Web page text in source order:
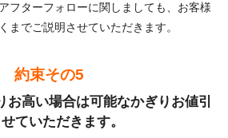
フターフォローに関しましても、お客様
までご説明させていただきます。
約束その5
お高い場合は可能なかぎりお値引
ていただきます。